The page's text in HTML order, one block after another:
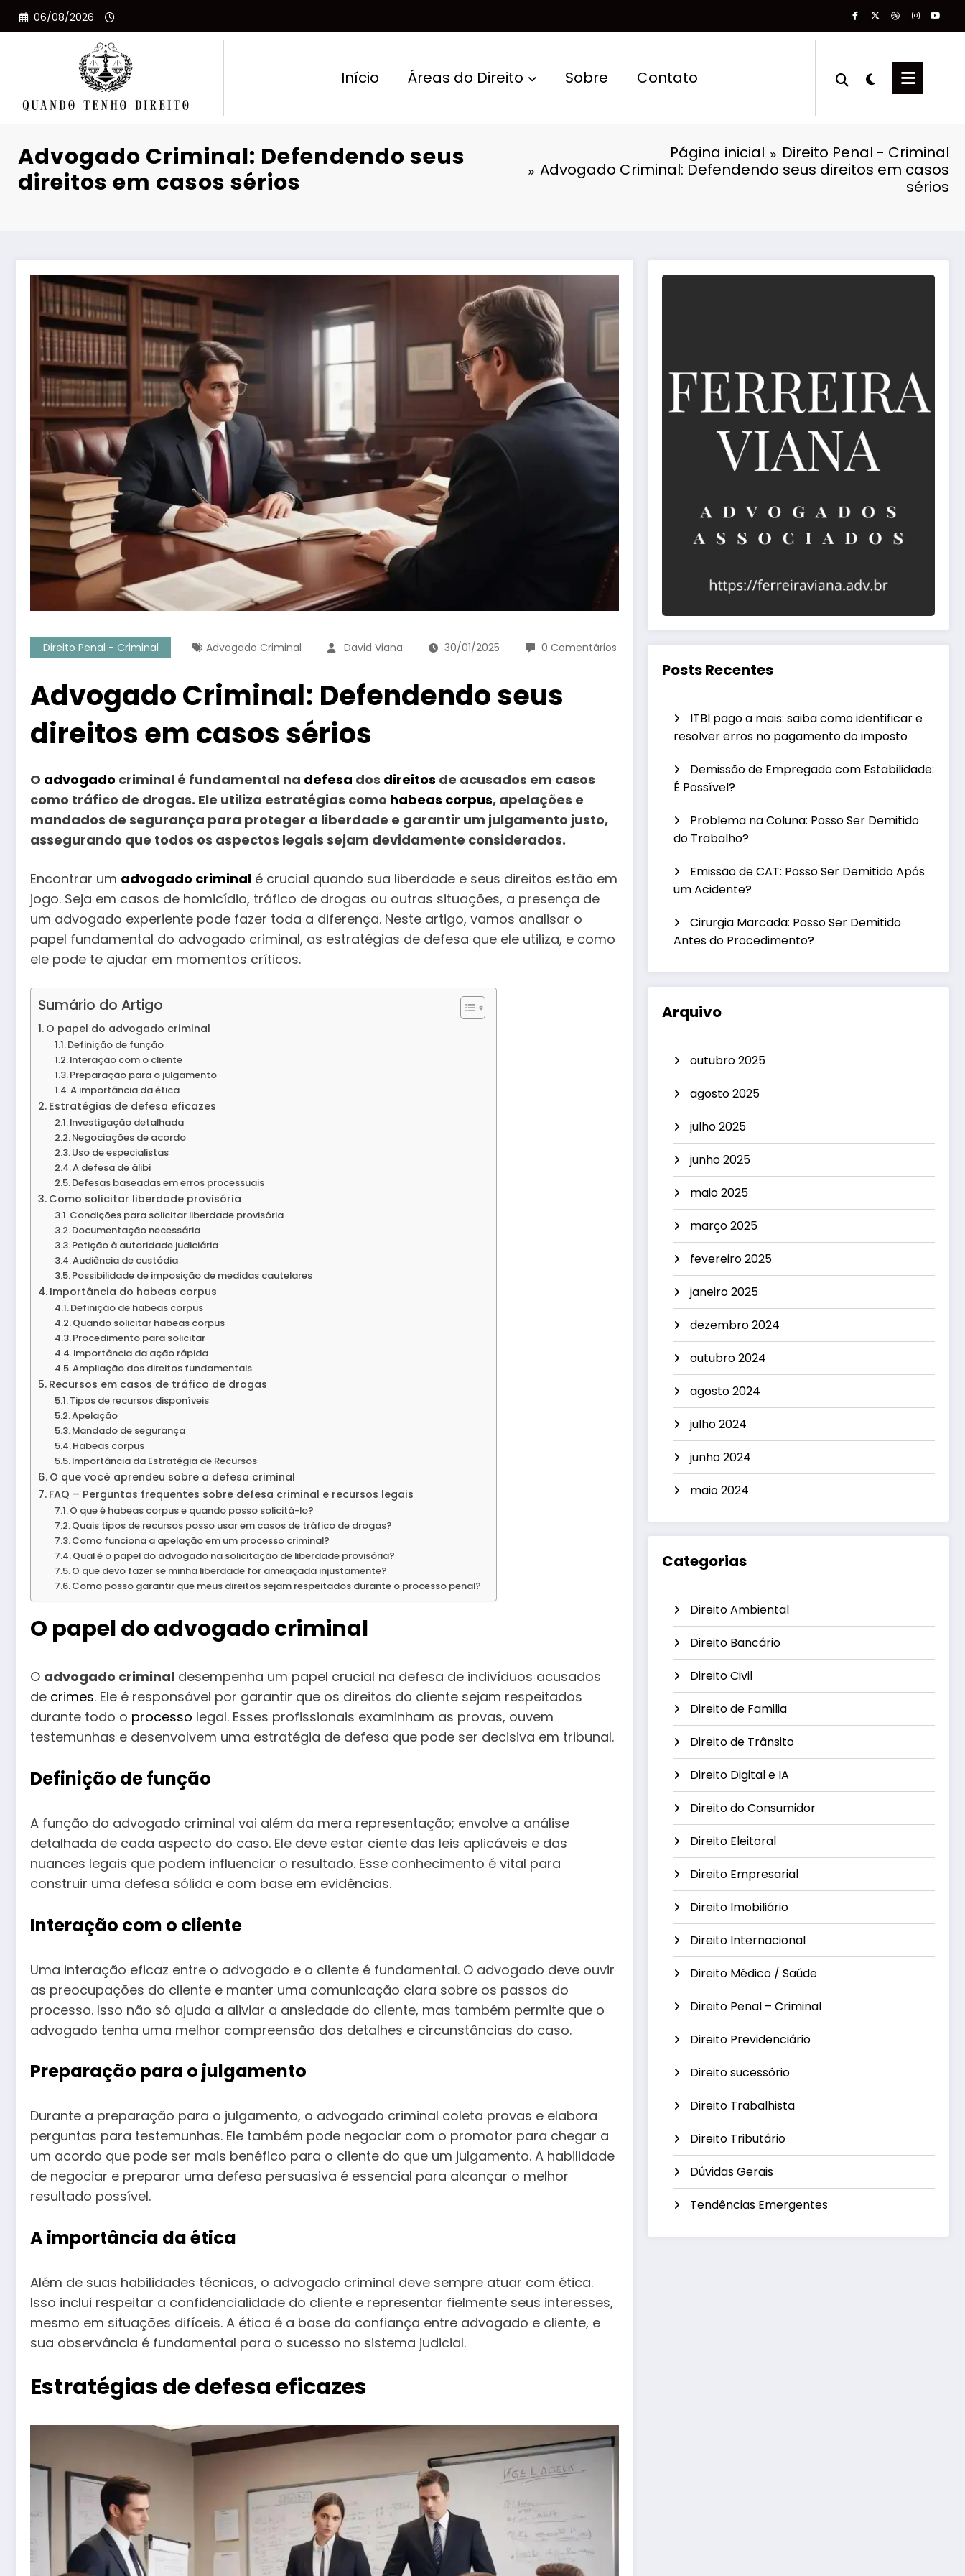
Pular
para
06/08/2026
Início Áreas do Direito Sobre Contato
Advogado Criminal: Defendendo seus
direitos em casos sérios
Página inicial
Direito Penal - Criminal
Advogado Criminal: Defendendo seus direitos em casos
sérios
Direito Penal - Criminal Advogado Criminal David Viana 30/01/2025 0 Comentários
Advogado Criminal: Defendendo seus
direitos em casos sérios
O advogado criminal é fundamental na defesa dos direitos de acusados em casos
como tráfico de drogas. Ele utiliza estratégias como habeas corpus, apelações e
mandados de segurança para proteger a liberdade e garantir um julgamento justo,
assegurando que todos os aspectos legais sejam devidamente considerados.
Encontrar um advogado criminal é crucial quando sua liberdade e seus direitos estão em
jogo. Seja em casos de homicídio, tráfico de drogas ou outras situações, a presença de
um advogado experiente pode fazer toda a diferença. Neste artigo, vamos analisar o
papel fundamental do advogado criminal, as estratégias de defesa que ele utiliza, e como
ele pode te ajudar em momentos críticos.
Sumário do Artigo
O papel do advogado criminal
Definição de função
Interação com o cliente
Preparação para o julgamento
A importância da ética
Estratégias de defesa eficazes
Investigação detalhada
Negociações de acordo
Uso de especialistas
A defesa de álibi
Defesas baseadas em erros processuais
Como solicitar liberdade provisória
Condições para solicitar liberdade provisória
Documentação necessária
Petição à autoridade judiciária
Audiência de custódia
Possibilidade de imposição de medidas cautelares
Importância do habeas corpus
Definição de habeas corpus
Quando solicitar habeas corpus
Procedimento para solicitar
Importância da ação rápida
Ampliação dos direitos fundamentais
Recursos em casos de tráfico de drogas
Tipos de recursos disponíveis
Apelação
Mandado de segurança
Habeas corpus
Importância da Estratégia de Recursos
O que você aprendeu sobre a defesa criminal
FAQ – Perguntas frequentes sobre defesa criminal e recursos legais
O que é habeas corpus e quando posso solicitá-lo?
Quais tipos de recursos posso usar em casos de tráfico de drogas?
Como funciona a apelação em um processo criminal?
Qual é o papel do advogado na solicitação de liberdade provisória?
O que devo fazer se minha liberdade for ameaçada injustamente?
Como posso garantir que meus direitos sejam respeitados durante o processo penal?
O papel do advogado criminal
O advogado criminal desempenha um papel crucial na defesa de indivíduos acusados
de crimes. Ele é responsável por garantir que os direitos do cliente sejam respeitados
durante todo o processo legal. Esses profissionais examinham as provas, ouvem
testemunhas e desenvolvem uma estratégia de defesa que pode ser decisiva em tribunal.
Definição de função
A função do advogado criminal vai além da mera representação; envolve a análise
detalhada de cada aspecto do caso. Ele deve estar ciente das leis aplicáveis e das
nuances legais que podem influenciar o resultado. Esse conhecimento é vital para
construir uma defesa sólida e com base em evidências.
Interação com o cliente
Uma interação eficaz entre o advogado e o cliente é fundamental. O advogado deve ouvir
as preocupações do cliente e manter uma comunicação clara sobre os passos do
processo. Isso não só ajuda a aliviar a ansiedade do cliente, mas também permite que o
advogado tenha uma melhor compreensão dos detalhes e circunstâncias do caso.
Preparação para o julgamento
Durante a preparação para o julgamento, o advogado criminal coleta provas e elabora
perguntas para testemunhas. Ele também pode negociar com o promotor para chegar a
um acordo que pode ser mais benéfico para o cliente do que um julgamento. A habilidade
de negociar e preparar uma defesa persuasiva é essencial para alcançar o melhor
resultado possível.
A importância da ética
Além de suas habilidades técnicas, o advogado criminal deve sempre atuar com ética.
Isso inclui respeitar a confidencialidade do cliente e representar fielmente seus interesses,
mesmo em situações difíceis. A ética é a base da confiança entre advogado e cliente, e
sua observância é fundamental para o sucesso no sistema judicial.
Estratégias de defesa eficazes
Posts Recentes
ITBI pago a mais: saiba como identificar e
resolver erros no pagamento do imposto
Demissão de Empregado com Estabilidade:
É Possível?
Problema na Coluna: Posso Ser Demitido
do Trabalho?
Emissão de CAT: Posso Ser Demitido Após
um Acidente?
Cirurgia Marcada: Posso Ser Demitido
Antes do Procedimento?
Arquivo
outubro 2025
agosto 2025
julho 2025
junho 2025
maio 2025
março 2025
fevereiro 2025
janeiro 2025
dezembro 2024
outubro 2024
agosto 2024
julho 2024
junho 2024
maio 2024
Categorias
Direito Ambiental
Direito Bancário
Direito Civil
Direito de Familia
Direito de Trânsito
Direito Digital e IA
Direito do Consumidor
Direito Eleitoral
Direito Empresarial
Direito Imobiliário
Direito Internacional
Direito Médico / Saúde
Direito Penal – Criminal
Direito Previdenciário
Direito sucessório
Direito Trabalhista
Direito Tributário
Dúvidas Gerais
Tendências Emergentes